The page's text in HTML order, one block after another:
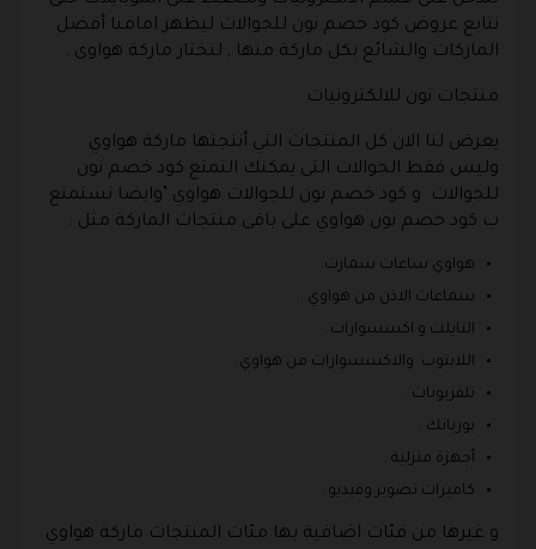
نتابع عروض كود خصم نون للجوالات ليظهر امامنا أفضل
الماركات والشائع بكل ماركة منها , لنختار ماركة هواوى .
منتجات نون للالكترونيات
يعرض لنا الان كل المنتجات التي أنتجتها ماركة هواوي
وليس فقط الجوالات التى يمكنك التمتع كود خصم نون
للجوالات و كود خصم نون للجوالات هواوي ’وايضا نستمتع
ب كود خصم نون هواوي على باقى منتجات الماركة مثل :
هواوي ساعات سمارت.
سماعات الاذن من هواوي .
التابلت و اكسسوارات .
اللابتوب والاكسسوارات من هواوي.
تلفزيونات .
بوربانك .
أجهزة منزلية .
كاميرات تصوير وفيديو .
و غيرها من فئات اضافية بها مئات المنتجات ماركة هواوي